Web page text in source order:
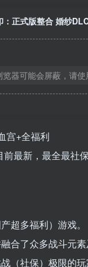
正式版整合 婚纱
览器可能会屏蔽，请
宫+全福利
最新，最全最社
超多福利）游戏。
合了众多战斗元素
（社保）极限的